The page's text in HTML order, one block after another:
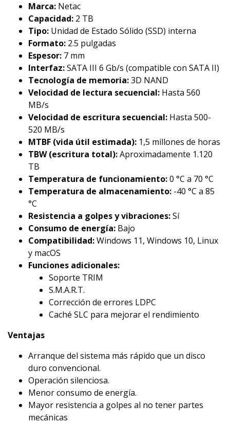
Marca: Netac
Capacidad: 2 TB
Tipo: Unidad de Estado Sólido (SSD) interna
Formato: 2.5 pulgadas
Espesor: 7 mm
Interfaz:SATA III 6 Gb/s (compatible con SATA II)
Tecnología de memoria:3D NAND
Velocidad de lectura secuencial: Hasta 560
MB/s
Velocidad de escritura secuencial: Hasta 500-
520 MB/s
MTBF (vida útil estimada): 1,5 millones de horas
TBW (escritura total):Aproximadamente 1.120
TB
Temperatura de funcionamiento:0 °C a 70 °C
Temperatura de almacenamiento: -40 °C a 85
°C
Resistencia a golpes y vibraciones:Sí
Consumo de energía: Bajo
Compatibilidad:Windows 11, Windows 10, Linux
y macOS
Funciones adicionales:
Soporte TRIM
S.M.A.R.T.
Corrección de errores LDPC
Caché SLC para mejorar el rendimiento
Ventajas
Arranque del sistema más rápido que un disco
duro convencional.
Operación silenciosa.
Menor consumo de energía.
Mayor resistencia a golpes al no tener partes
mecánicas